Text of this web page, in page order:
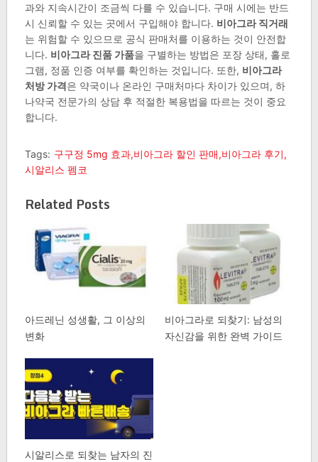
과와 지속시간이 조금씩 다를 수 있습니다. 구매 시에는 반드
시 신뢰할 수 있는 곳에서 구입해야 합니다. 비아그라 직거래
는 위험할 수 있으므로 공식 판매처를 이용하는 것이 안전합
니다. 비아그라 진품 가품을 구별하는 방법은 포장 상태, 홀로
그램, 정품 인증 여부를 확인하는 것입니다. 또한, 비아그라
처방 가격은 약국이나 온라인 구매처마다 차이가 있으며, 하
나약국 전문가의 상담 후 적절한 복용법을 따르는 것이 중요
합니다.
Tags: 구구정 5mg 효과,비아그라 할인 판매,비아그라 후기,
시알리스 펨코
Related Posts
아드레닌 성생활, 그 이상의
변화
비아그라로 되찾기: 남성의
자신감을 위한 완벽 가이드
시알리스로 되찾는 남자의 진